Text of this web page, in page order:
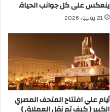
ينعكس على كل جوانب الحياة.
21 يونيو، 2026
أيام علي افتتاح المتحف المصري
الكبير ( كيف تم نقل العملاق )